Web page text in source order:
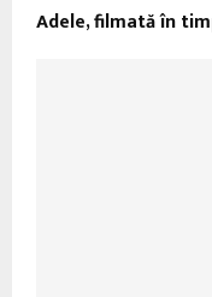
Adele, filmată în